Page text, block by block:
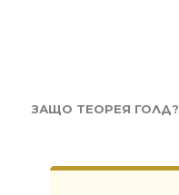
ЗАЩО ТЕОРЕЯ ГОЛД?